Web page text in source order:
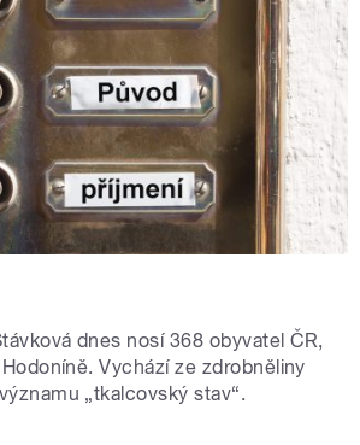
dnes nosí 368 obyvatel ČR,
Vychází ze zdrobněliny
„tkalcovský stav“.